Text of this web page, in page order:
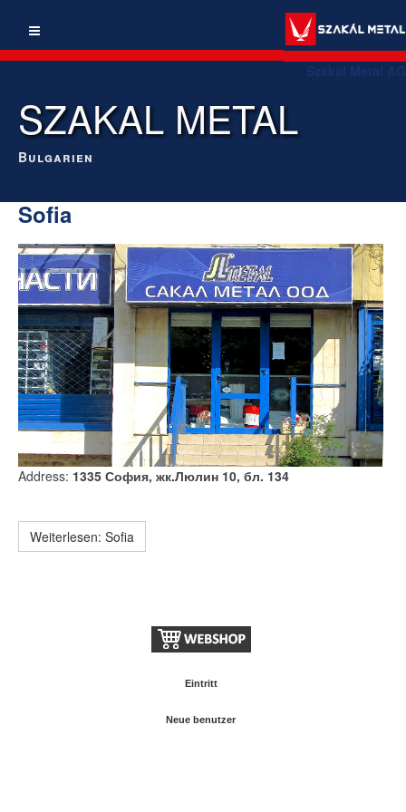
Szakal Metal AG
SZAKAL METAL
Bulgarien
Sofia
Address: 1335 София, жк.Люлин 10, бл. 134
Weiterlesen: Sofia
Eintritt
Neue benutzer